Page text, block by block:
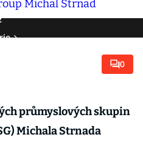
0
průmyslových skupin
Michala Strnada